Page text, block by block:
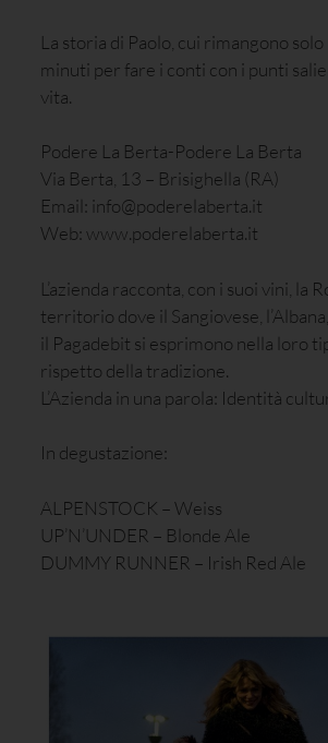
La storia di Paolo, cui rimangono
minuti per fare i conti con i punti
vita.
Podere La Berta-Podere La Berta
Via Berta, 13 – Brisighella (RA)
Email: info@poderelaberta.it
Web: www.poderelaberta.it
L’azienda racconta, con i suoi vini, la
territorio dove il Sangiovese,
il Pagadebit si esprimono nella loro
rispetto della tradizione.
L’Azienda in una parola: Identità
In degustazione:
ALPENSTOCK – Weiss
UP’N’UNDER – Blonde Ale
DUMMY RUNNER – Irish Red Ale